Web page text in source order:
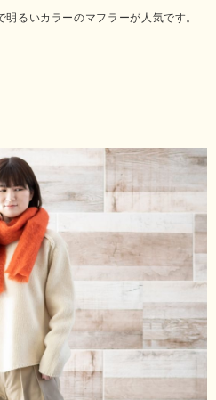
るいカラーのマフラーが人気です。